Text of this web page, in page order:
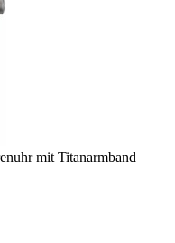
mit Titanarmband